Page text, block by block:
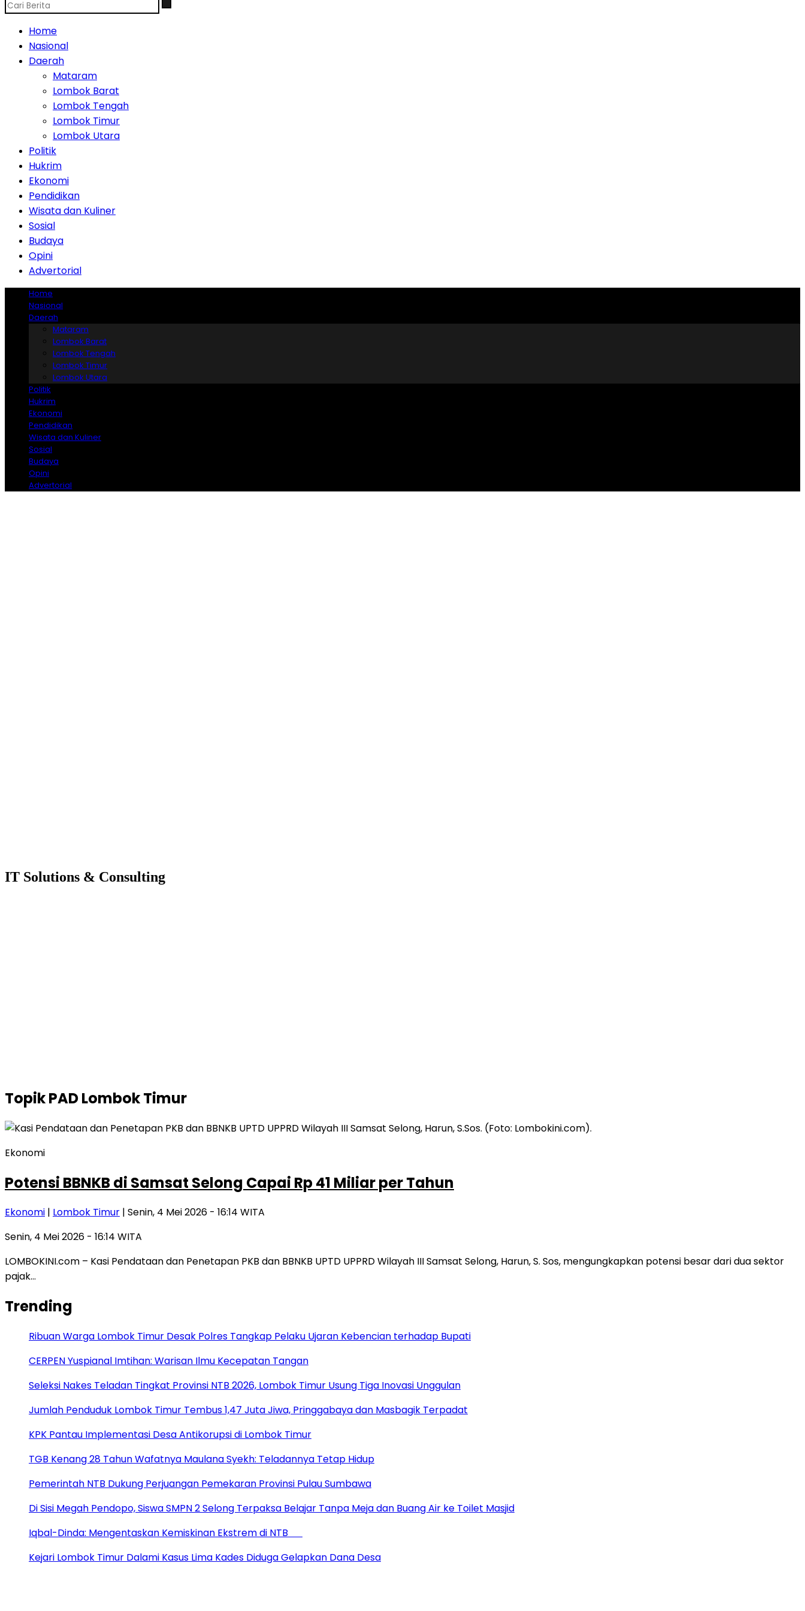
Home
Nasional
Daerah
Mataram
Lombok Barat
Lombok Tengah
Lombok Timur
Lombok Utara
Politik
Hukrim
Ekonomi
Pendidikan
Wisata dan Kuliner
Sosial
Budaya
Opini
Advertorial
Home
Nasional
Daerah
Mataram
Lombok Barat
Lombok Tengah
Lombok Timur
Lombok Utara
Politik
Hukrim
Ekonomi
Pendidikan
Wisata dan Kuliner
Sosial
Budaya
Opini
Advertorial
IT Solutions & Consulting
TopikPAD Lombok Timur
Ekonomi
Potensi BBNKB di Samsat Selong Capai Rp 41 Miliar per Tahun
Ekonomi | Lombok Timur | Senin, 4 Mei 2026 - 16:14 WITA
Senin, 4 Mei 2026 - 16:14 WITA
LOMBOKINI.com – Kasi Pendataan dan Penetapan PKB dan BBNKB UPTD UPPRD Wilayah III Samsat Selong, Harun, S. Sos, mengungkapkan potensi besar dari dua sektor
pajak…
Trending
Ribuan Warga Lombok Timur Desak Polres Tangkap Pelaku Ujaran Kebencian terhadap Bupati
CERPEN Yuspianal Imtihan: Warisan Ilmu Kecepatan Tangan
Seleksi Nakes Teladan Tingkat Provinsi NTB 2026, Lombok Timur Usung Tiga Inovasi Unggulan
Jumlah Penduduk Lombok Timur Tembus 1,47 Juta Jiwa, Pringgabaya dan Masbagik Terpadat
KPK Pantau Implementasi Desa Antikorupsi di Lombok Timur
TGB Kenang 28 Tahun Wafatnya Maulana Syekh: Teladannya Tetap Hidup
Pemerintah NTB Dukung Perjuangan Pemekaran Provinsi Pulau Sumbawa
Di Sisi Megah Pendopo, Siswa SMPN 2 Selong Terpaksa Belajar Tanpa Meja dan Buang Air ke Toilet Masjid
Iqbal-Dinda: Mengentaskan Kemiskinan Ekstrem di NTB
Kejari Lombok Timur Dalami Kasus Lima Kades Diduga Gelapkan Dana Desa